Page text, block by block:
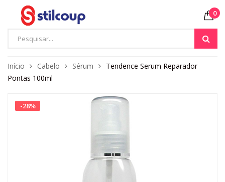
0
Início Cabelo Sérum
Tendence Serum Reparador
Pontas 100ml
-28%